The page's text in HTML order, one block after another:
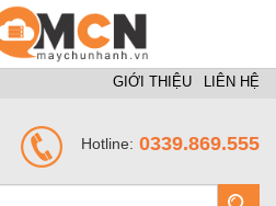
GIỚI THIỆU LIÊN HỆ
Hotline: 0339.869.555